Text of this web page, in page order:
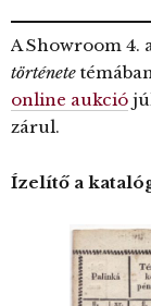
A Showroom 4.
története
online aukció
zárul.
Ízelítő a